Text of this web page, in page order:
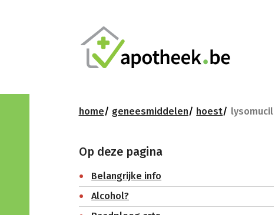
home geneesmiddelen hoest
Op deze pagina
Belangrijke info
Alcohol?